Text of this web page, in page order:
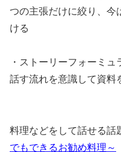
つの主張だけに絞り、今
ける
・ストーリーフォーミュ
話す流れを意識して資料
料理などをして話せる話
でもできるお勧め料理～